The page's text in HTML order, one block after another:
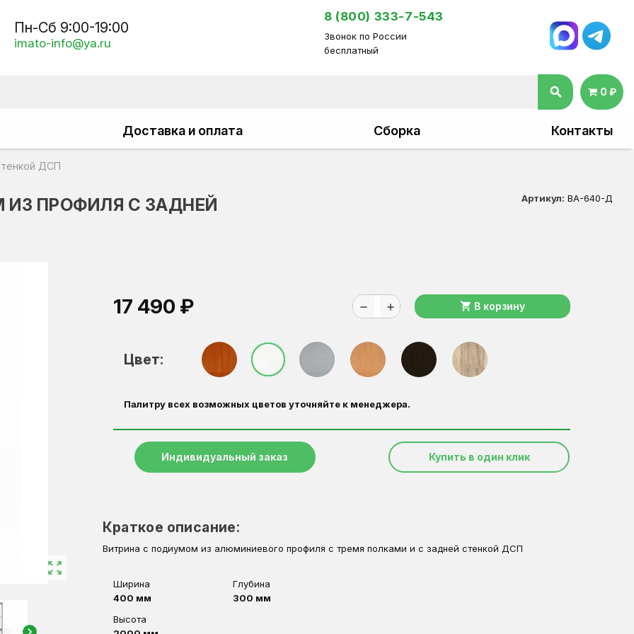
Пн-Сб 9:00-19:00
imato-info@ya.ru
8 (800) 333-7-543
Звонок по России
бесплатный
search 0 ₽
Доставка и оплата Сборка Контакты
ДСП
ПРОФИЛЯ С ЗАДНЕЙ
Артикул: ВА-640-Д
zoom_out_map
17 490 ₽ remove add shopping_cart В корзину
Цвет:
Палитру всех возможных цветов уточняйте к менеджера.
Индивидуальный заказ Купить в один клик
Краткое описание:
Витрина с подиумом из алюминиевого профиля с тремя полками и с задней стенкой ДСП
Ширина
400 мм
Глубина
300 мм
Высота